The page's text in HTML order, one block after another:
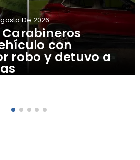
Carabineros
con
robo y detuvo a
De 2026